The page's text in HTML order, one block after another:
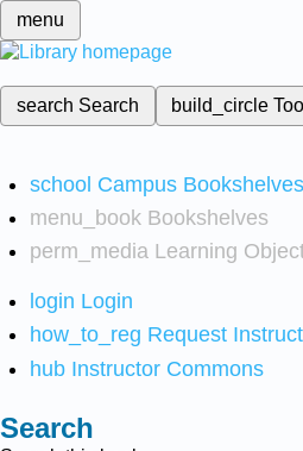
menu
search Search build_circle
school Campus Bookshelves
menu_book Bookshelves
perm_media Learning
login Login
how_to_reg Request
hub Instructor Commons
Search